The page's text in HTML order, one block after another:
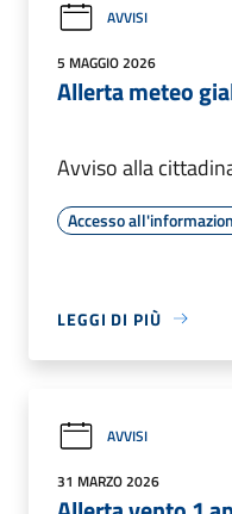
AVVISI
5 MAGGIO 2026
Allerta meteo
Avviso alla
Accesso
LEGGI DI PIÙ
AVVISI
31 MARZO 2026